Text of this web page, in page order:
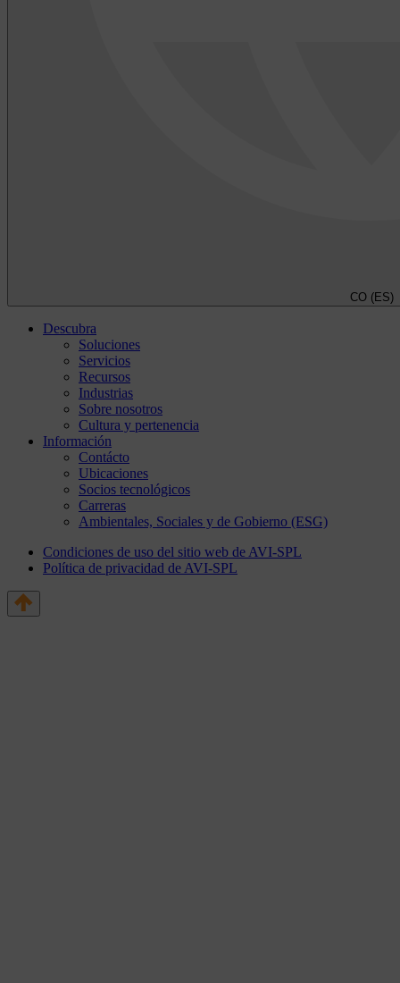
CO (ES)
Descubra
Soluciones
Servicios
Recursos
Industrias
Sobre nosotros
Cultura y pertenencia
Información
Contácto
Ubicaciones
Socios tecnológicos
Carreras
Ambientales, Sociales y de Gobierno (ESG)
Condiciones de uso del sitio web de AVI-SPL
Política de privacidad de AVI-SPL